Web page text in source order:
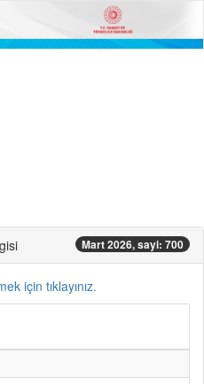
Mart 2026, sayi: 700
için tıklayınız.